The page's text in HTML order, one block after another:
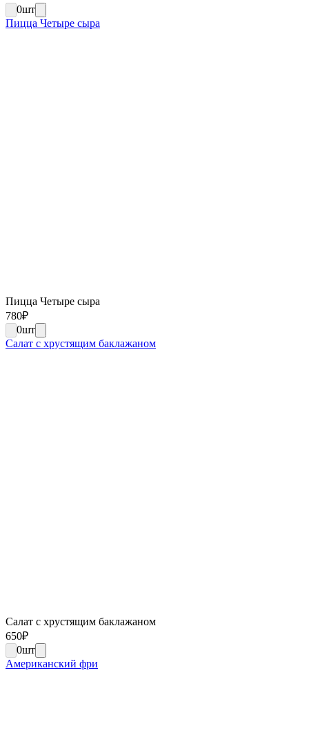
0шт
Пицца Четыре сыра
Пицца Четыре сыра
780₽
0шт
Салат с хрустящим баклажаном
Салат с хрустящим баклажаном
650₽
0шт
Американский фри